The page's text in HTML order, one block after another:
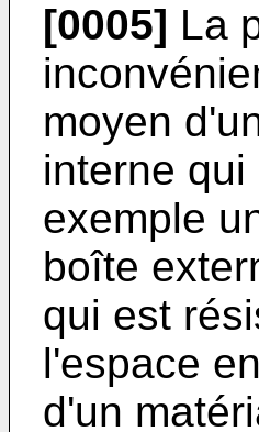
[0005] La
moyen
interne
exemple
boîte
qui est
l'espace
d'un